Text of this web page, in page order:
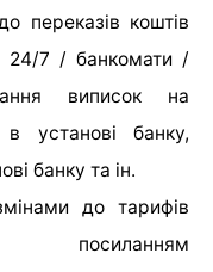
переказів коштів
24/7 / банкомати /
виписок на
в установі банку,
банку та ін.
до тарифів